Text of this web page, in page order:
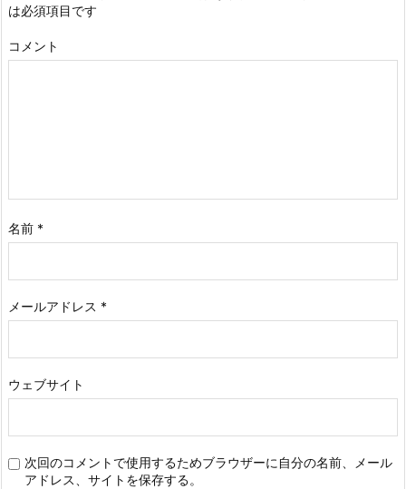
は必須項目です
コメント
名前 *
メールアドレス *
ウェブサイト
次回のコメントで使用するためブラウザーに自分の名前、メール
アドレス、サイトを保存する。